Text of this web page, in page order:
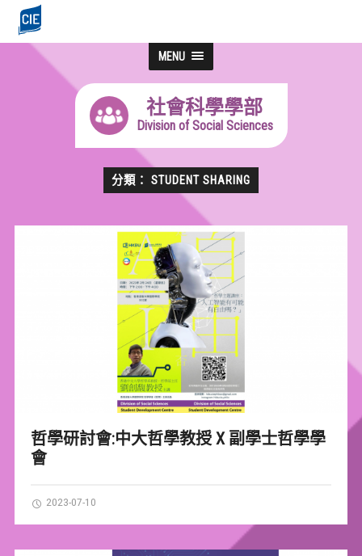
MENU
社會科學學部
Division of Social Sciences
分類： STUDENT SHARING
哲學研討會:中大哲學教授 X 副學士哲學學
會
2023-07-10